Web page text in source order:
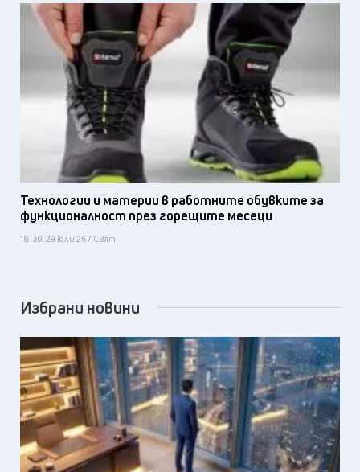
Технологии и материи в работните обувките за
функционалност през горещите месеци
18:30, 29 юли 26 / Свят
Избрани новини